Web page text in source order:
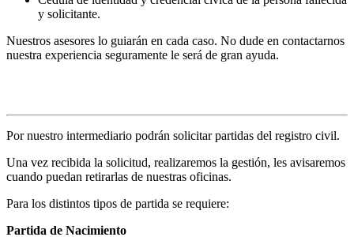
y solicitante.
Nuestros asesores lo guiarán en cada caso. No dude en contactarnos
nuestra experiencia seguramente le será de gran ayuda.
Por nuestro intermediario podrán solicitar partidas del registro civil.
Una vez recibida la solicitud, realizaremos la gestión, les avisaremos
cuando puedan retirarlas de nuestras oficinas.
Para los distintos tipos de partida se requiere:
Partida de Nacimiento